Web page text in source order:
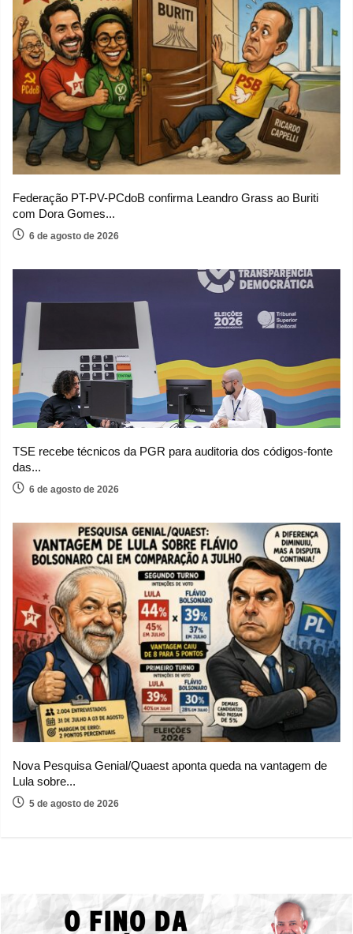
Federação PT-PV-PCdoB confirma Leandro Grass ao Buriti
com Dora Gomes...
6 de agosto de 2026
TSE recebe técnicos da PGR para auditoria dos códigos-fonte
das...
6 de agosto de 2026
Nova Pesquisa Genial/Quaest aponta queda na vantagem de
Lula sobre...
5 de agosto de 2026